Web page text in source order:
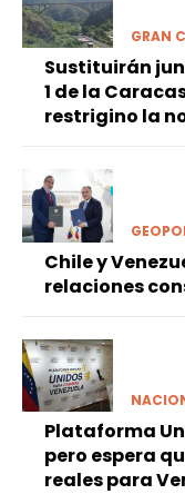
GRAN
Sustituirán
1 de la
restrigino la
Chile y
relaciones
Plataforma
pero espera
reales para